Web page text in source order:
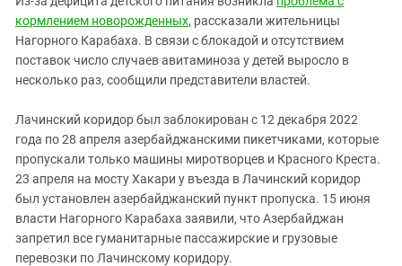
кормлением новорожденных, рассказали жительницы
Нагорного Карабаха. В связи с блокадой и отсутствием
поставок число случаев авитаминоза у детей выросло в
несколько раз, сообщили представители властей.
Лачинский коридор был заблокирован с 12 декабря 2022
года по 28 апреля азербайджанскими пикетчиками, которые
пропускали только машины миротворцев и Красного Креста.
23 апреля на мосту Хакари у въезда в Лачинский коридор
был установлен азербайджанский пункт пропуска. 15 июня
власти Нагорного Карабаха заявили, что Азербайджан
запретил все гуманитарные пассажирские и грузовые
перевозки по Лачинскому коридору.